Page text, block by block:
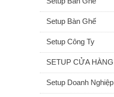
Setup Bàn Ghế
Setup Công Ty
SETUP CỬA HÀNG
Setup Doanh Nghiệp